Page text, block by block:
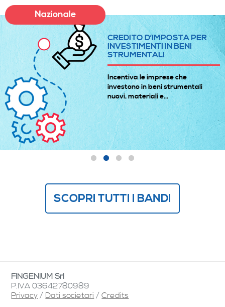
Nazionale
CREDITO D’IMPOSTA PER
INVESTIMENTI IN BENI
STRUMENTALI
Incentiva le imprese che
investono in beni strumentali
nuovi, materiali e...
SCOPRI TUTTI I BANDI
FINGENIUM Srl
P.IVA 03642780989
Privacy / Dati societari /Credits